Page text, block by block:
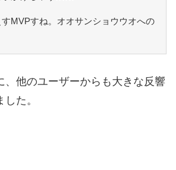
MVPすね。オオサンショウウオへの
、他のユーザーからも大きな反響
た。